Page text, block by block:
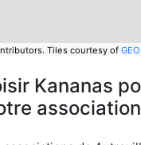
Tiles courtesy of
Kananas